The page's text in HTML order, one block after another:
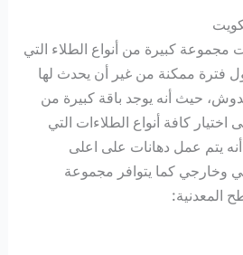
مجموعة كبيرة من أنواع الطلاء التي
فترة ممكنة من غير أن يحدث لها
حيث أنه يوجد باقة كبيرة من
كافة أنواع الطلاءات التي
أنه يتم عمل دهانات على اعلى
وخارجي كما يتوافر مجموعة
المعدنية: